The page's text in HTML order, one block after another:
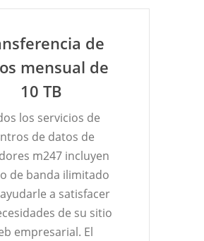
de
mensual de
10 TB
los servicios de
de datos de
m247 incluyen
de banda ilimitado
a satisfacer
de su sitio
empresarial. El